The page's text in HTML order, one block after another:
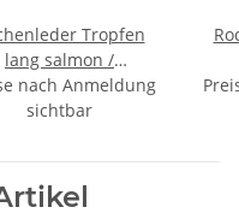
Tropfen
lang salmon /
/ 6 pcs.
nach Anmeldung
sichtbar